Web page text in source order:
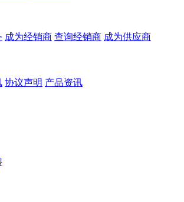
成为经销商 查询经销商 成为供应商
协议声明 产品资讯